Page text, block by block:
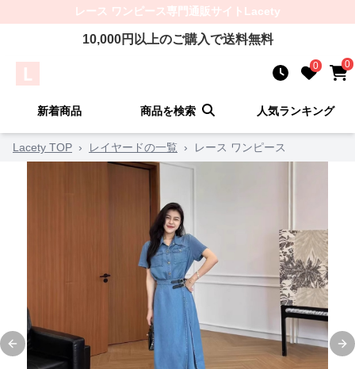
レース ワンピース専門通販サイト Lacety
10,000円以上のご購入で送料無料
0 0
新着商品 商品を検索 人気ランキング
Lacety TOP › レイヤードの一覧 › レース ワンピース
Previous slide